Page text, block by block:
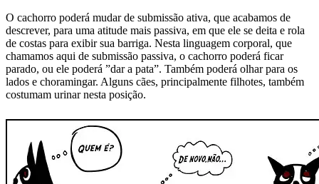
O cachorro poderá mudar de submissão ativa, que acabamos de
descrever, para uma atitude mais passiva, em que ele se deita e rola
de costas para exibir sua barriga. Nesta linguagem corporal, que
chamamos aqui de submissão passiva, o cachorro poderá ficar
parado, ou ele poderá ”dar a pata”. Também poderá olhar para os
lados e choramingar. Alguns cães, principalmente filhotes, também
costumam urinar nesta posição.